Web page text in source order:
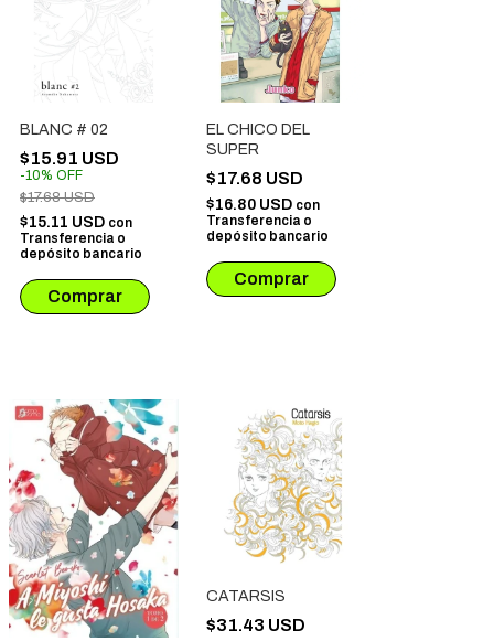
BLANC # 02
$15.91 USD
-10% OFF
$17.68 USD
$15.11 USD con
Transferencia o
depósito bancario
EL CHICO DEL
SUPER
$17.68 USD
$16.80 USD con
Transferencia o
depósito bancario
CATARSIS
$31.43 USD